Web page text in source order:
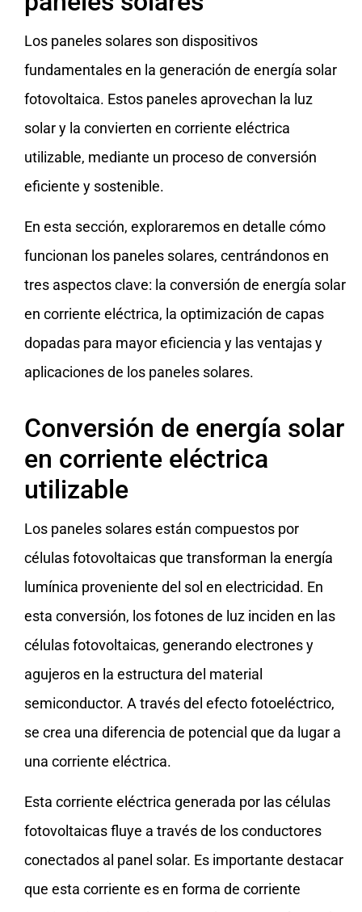
Los paneles solares son dispositivos
fundamentales en la generación de energía solar
fotovoltaica. Estos paneles aprovechan la luz
solar y la convierten en corriente eléctrica
utilizable, mediante un proceso de conversión
eficiente y sostenible.
En esta sección, exploraremos en detalle cómo
funcionan los paneles solares, centrándonos en
tres aspectos clave: la conversión de energía solar
en corriente eléctrica, la optimización de capas
dopadas para mayor eficiencia y las ventajas y
aplicaciones de los paneles solares.
Conversión de energía solar
en corriente eléctrica
utilizable
Los paneles solares están compuestos por
células fotovoltaicas que transforman la energía
lumínica proveniente del sol en electricidad. En
esta conversión, los fotones de luz inciden en las
células fotovoltaicas, generando electrones y
agujeros en la estructura del material
semiconductor. A través del efecto fotoeléctrico,
se crea una diferencia de potencial que da lugar a
una corriente eléctrica.
Esta corriente eléctrica generada por las células
fotovoltaicas fluye a través de los conductores
conectados al panel solar. Es importante destacar
que esta corriente es en forma de corriente